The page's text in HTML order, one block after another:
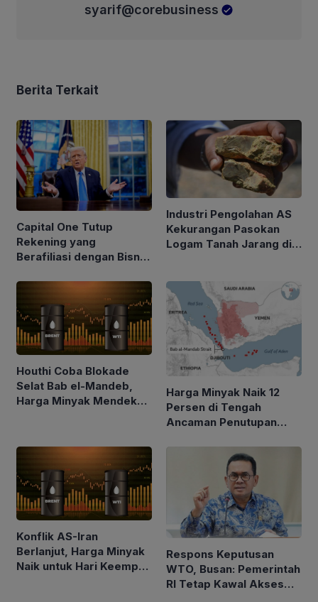
syarif@corebusiness
Berita Terkait
Capital One Tutup
Rekening yang
Berafiliasi dengan Bisnis
Industri Pengolahan AS
Kekurangan Pasokan
Logam Tanah Jarang di
Houthi Coba Blokade
Selat Bab el-Mandeb,
Harga Minyak Mendekati
Harga Minyak Naik 12
Persen di Tengah
Ancaman Penutupan
Konflik AS-Iran
Berlanjut, Harga Minyak
Naik untuk Hari Keempat
Respons Keputusan
WTO, Busan: Pemerintah
RI Tetap Kawal Akses